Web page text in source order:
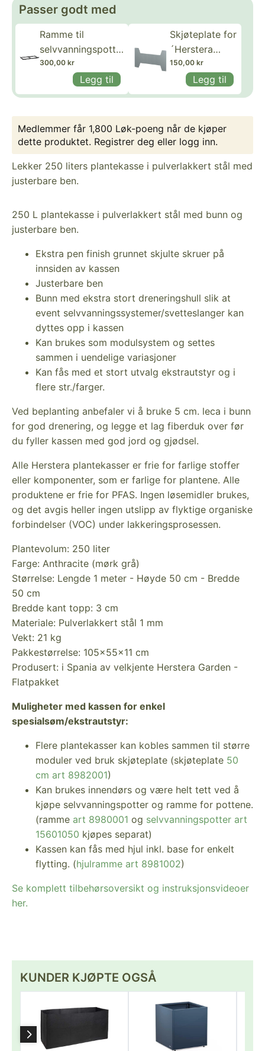
Passer godt med
Ramme til
selvvanningspotter
for Herstera
Outdoor 250 L
50x50x100 cm
300,00 kr
Legg til
Skjøteplate for
´Herstera
outdoor 250L
50x50x100cm
´
150,00 kr
Legg til
Medlemmer får 1,800 Løk-poeng når de kjøper
dette produktet. Registrer deg eller logg inn.
Lekker 250 liters plantekasse i pulverlakkert stål med
justerbare ben.
250 L plantekasse i pulverlakkert stål med bunn og
justerbare ben.
Ekstra pen finish grunnet skjulte skruer på
innsiden av kassen
Justerbare ben
Bunn med ekstra stort dreneringshull slik at
event selvvanningssystemer/svetteslanger kan
dyttes opp i kassen
Kan brukes som modulsystem og settes
sammen i uendelige variasjoner
Kan fås med et stort utvalg ekstrautstyr og i
flere str./farger.
Ved beplanting anbefaler vi å bruke 5 cm. leca i bunn
for god drenering, og legge et lag fiberduk over før
du fyller kassen med god jord og gjødsel.
Alle Herstera plantekasser er frie for farlige stoffer
eller komponenter, som er farlige for plantene. Alle
produktene er frie for PFAS. Ingen løsemidler brukes,
og det avgis heller ingen utslipp av flyktige organiske
forbindelser (VOC) under lakkeringsprosessen.
Plantevolum: 250 liter
Farge: Anthracite (mørk grå)
Størrelse: Lengde 1 meter - Høyde 50 cm - Bredde
50 cm
Bredde kant topp: 3 cm
Materiale: Pulverlakkert stål 1 mm
Vekt: 21 kg
Pakkestørrelse: 105x55x11 cm
Produsert: i Spania av velkjente Herstera Garden -
Flatpakket
Muligheter med kassen for enkel
spesialsøm/ekstrautstyr:
Flere plantekasser kan kobles sammen til større
moduler ved bruk skjøteplate (skjøteplate 50
cm art 8982001)
Kan brukes innendørs og være helt tett ved å
kjøpe selvvanningspotter og ramme for pottene.
(ramme art 8980001 og selvvanningspotter art
15601050 kjøpes separat)
Kassen kan fås med hjul inkl. base for enkelt
flytting. (hjulramme art 8981002)
Se komplett tilbehørsoversikt og instruksjonsvideoer
her.
KUNDER KJØPTE OGSÅ